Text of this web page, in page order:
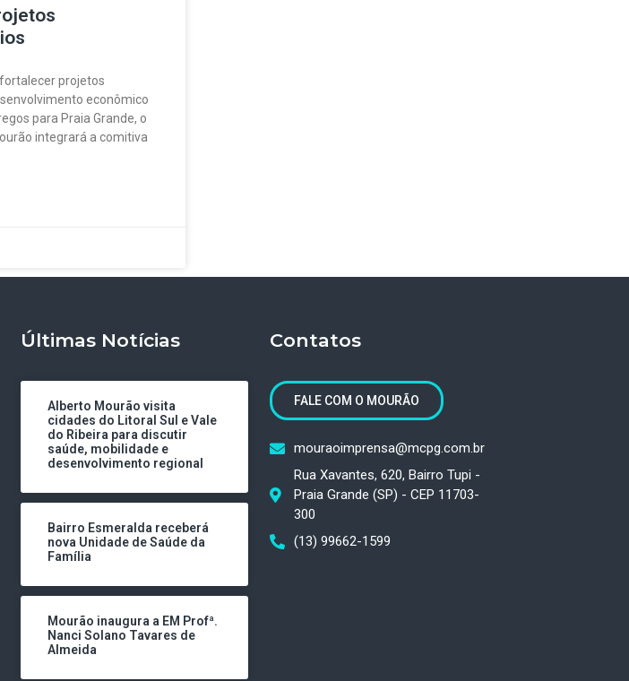
projetos
econômico
para Praia Grande, o
integrará a comitiva
Últimas Notícias
Alberto Mourão visita
cidades do Litoral Sul e Vale
do Ribeira para discutir
saúde, mobilidade e
desenvolvimento regional
Bairro Esmeralda receberá
nova Unidade de Saúde da
Família
Mourão inaugura a EM Profª.
Nanci Solano Tavares de
Almeida
Contatos
FALE COM O MOURÃO
mouraoimprensa@mcpg.com.br
Rua Xavantes, 620, Bairro Tupi -
Praia Grande (SP) - CEP 11703-
300
(13) 99662-1599